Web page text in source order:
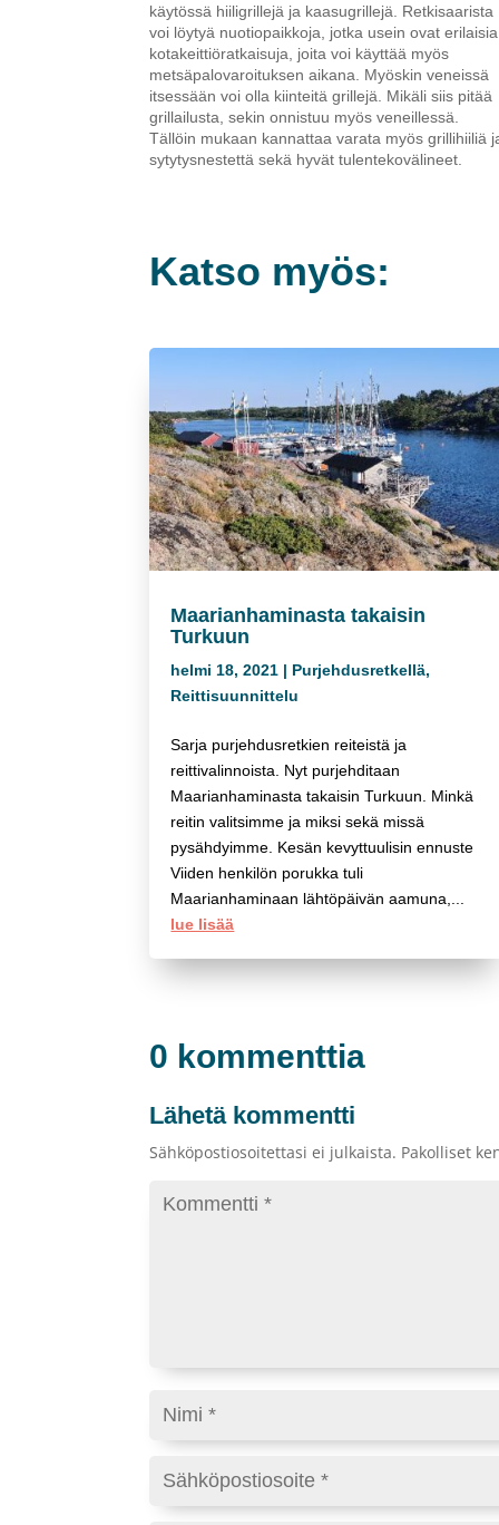
käytössä hiiligrillejä ja kaasugrillejä. Retkisaarista
voi löytyä nuotiopaikkoja, jotka usein ovat erilaisia
kotakeittiöratkaisuja, joita voi käyttää myös
metsäpalovaroituksen aikana. Myöskin veneissä
itsessään voi olla kiinteitä grillejä. Mikäli siis pitää
grillailusta, sekin onnistuu myös veneillessä.
Tällöin mukaan kannattaa varata myös grillihiiliä
sytytysnestettä sekä hyvät tulentekovälineet.
Katso myös:
Maarianhaminasta takaisin
Turkuun
helmi 18, 2021 | Purjehdusretkellä,
Reittisuunnittelu
Sarja purjehdusretkien reiteistä ja
reittivalinnoista. Nyt purjehditaan
Maarianhaminasta takaisin Turkuun. Minkä
reitin valitsimme ja miksi sekä missä
pysähdyimme. Kesän kevyttuulisin ennuste
Viiden henkilön porukka tuli
Maarianhaminaan lähtöpäivän aamuna,...
lue lisää
0 kommenttia
Lähetä kommentti
Sähköpostiosoitettasi ei julkaista. Pakolliset